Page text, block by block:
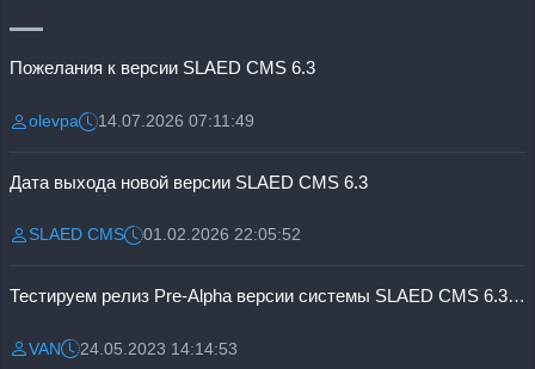
Пожелания к версии SLAED CMS 6.3
Разместил:
olevpaДата:14.07.2026 07:11:49
Дата выхода новой версии SLAED CMS 6.3
Разместил:
SLAED CMSДата:01.02.2026 22:05:52
Тестируем релиз Pre-Alpha версии системы SLAED CMS 6.3 Pro
Разместил:
VANДата:24.05.2023 14:14:53